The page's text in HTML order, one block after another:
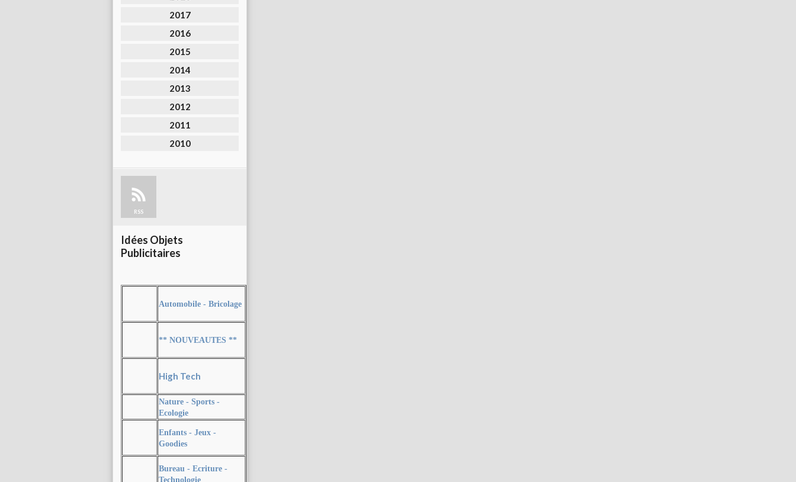
2017
2016
2015
2014
2013
2012
2011
2010
RSS
Idées Objets
Publicitaires
Automobile - Bricolage
** NOUVEAUTES **
High Tech
Nature - Sports -
Ecologie
Enfants - Jeux -
Goodies
Bureau - Ecriture -
Technologie